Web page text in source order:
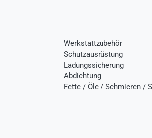
Werkstattzubehör
Schutzausrüstung
Ladungssicherung
Abdichtung
Fette / Öle / Schmieren /